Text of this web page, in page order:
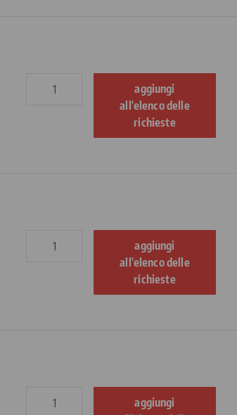
aggiungi
all'elenco delle
richieste
aggiungi
all'elenco delle
richieste
aggiungi